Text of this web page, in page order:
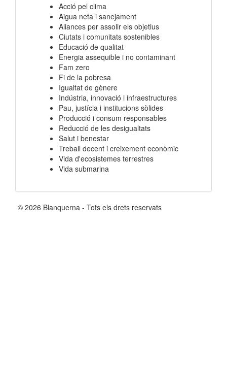
Acció pel clima
Aigua neta i sanejament
Aliances per assolir els objetius
Ciutats i comunitats sostenibles
Educació de qualitat
Energia assequible i no contaminant
Fam zero
Fi de la pobresa
Igualtat de gènere
Indústria, innovació i infraestructures
Pau, justícia i institucions sòlides
Producció i consum responsables
Reducció de les desigualtats
Salut i benestar
Treball decent i creixement econòmic
Vida d'ecosistemes terrestres
Vida submarina
© 2026 Blanquerna - Tots els drets reservats